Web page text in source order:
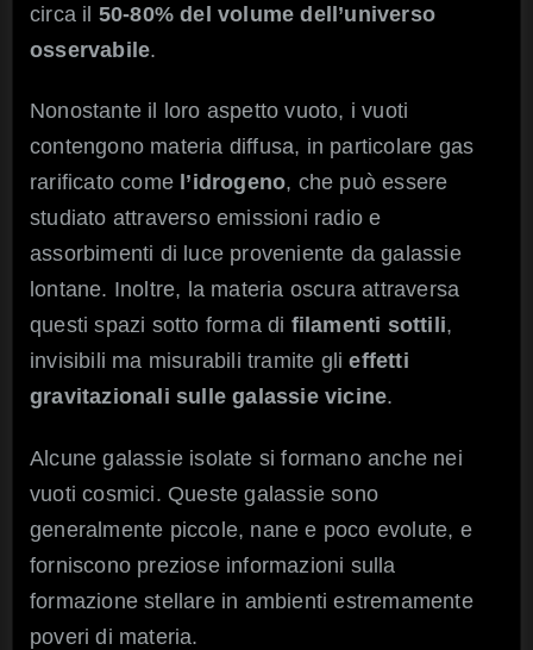
circa il 50‑80% del volume dell’universo
osservabile.
Nonostante il loro aspetto vuoto, i vuoti
contengono materia diffusa, in particolare gas
rarificato come l’idrogeno, che può essere
studiato attraverso emissioni radio e
assorbimenti di luce proveniente da galassie
lontane. Inoltre, la materia oscura attraversa
questi spazi sotto forma di filamenti sottili,
invisibili ma misurabili tramite glieffetti
gravitazionali sulle galassie vicine.
Alcune galassie isolate si formano anche nei
vuoti cosmici. Queste galassie sono
generalmente piccole, nane e poco evolute, e
forniscono preziose informazioni sulla
formazione stellare in ambienti estremamente
poveri di materia.